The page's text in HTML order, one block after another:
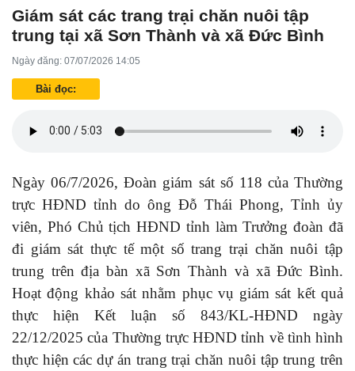
Giám sát các trang trại chăn nuôi tập
trung tại xã Sơn Thành và xã Đức Bình
Ngày đăng: 07/07/2026 14:05
Bài đọc:
Ngày 06/7/2026, Đoàn giám sát số 118 của Thường
trực HĐND tỉnh do ông Đỗ Thái Phong, Tỉnh ủy
viên, Phó Chủ tịch HĐND tỉnh làm Trưởng đoàn đã
đi giám sát thực tế một số trang trại chăn nuôi tập
trung trên địa bàn xã Sơn Thành và xã Đức Bình.
Hoạt động khảo sát nhằm phục vụ giám sát kết quả
thực hiện Kết luận số 843/KL-HĐND ngày
22/12/2025 của Thường trực HĐND tỉnh về tình hình
thực hiện các dự án trang trại chăn nuôi tập trung trên